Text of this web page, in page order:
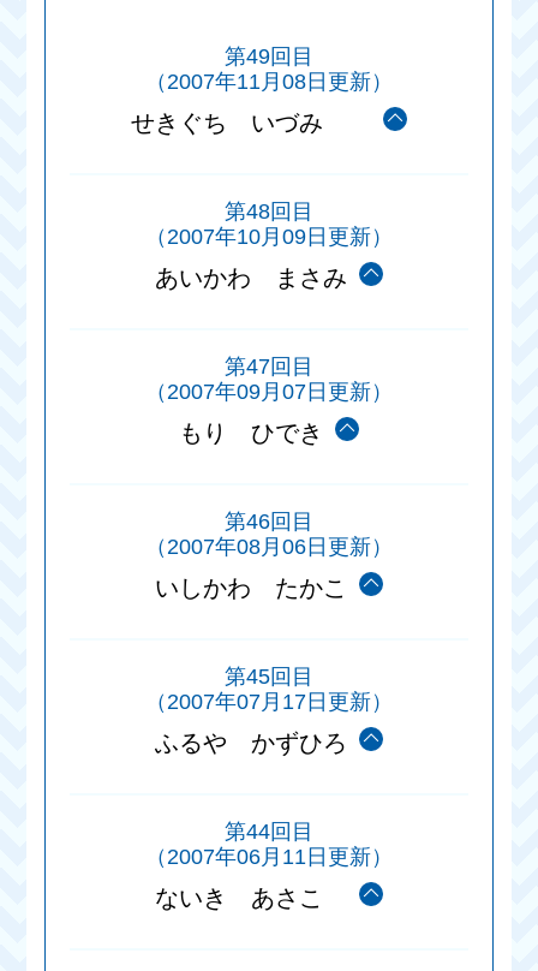
第49回目
（2007年11月08日更新）
せきぐち いづみ
第48回目
（2007年10月09日更新）
あいかわ まさみ
第47回目
（2007年09月07日更新）
もり ひでき
第46回目
（2007年08月06日更新）
いしかわ たかこ
第45回目
（2007年07月17日更新）
ふるや かずひろ
第44回目
（2007年06月11日更新）
ないき あさこ